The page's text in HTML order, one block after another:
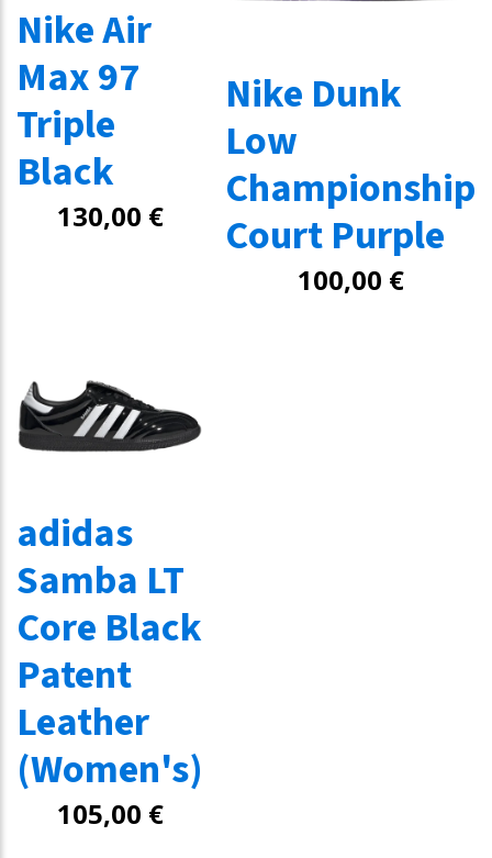
Nike Air
Max 97
Triple
Black
130,00 €
Nike Dunk
Low
Championship
Court Purple
100,00 €
adidas
Samba LT
Core Black
Patent
Leather
(Women's)
105,00 €